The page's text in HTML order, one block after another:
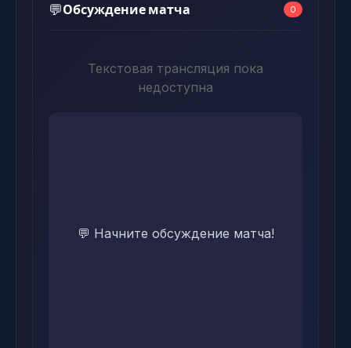
💬Обсуждение матча 0
Текстовая трансляция пока
недоступна
💬 Начните обсуждение матча!